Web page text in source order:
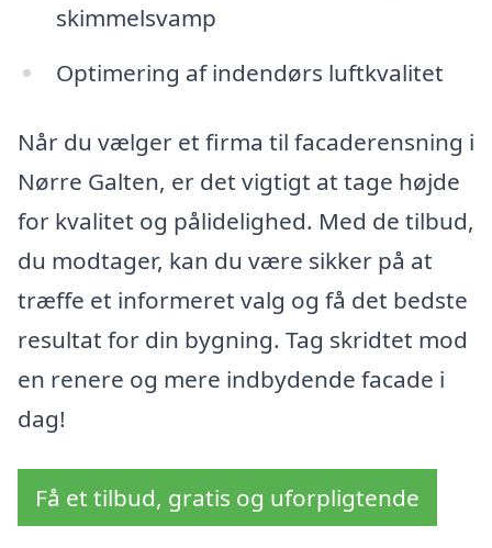
skimmelsvamp
Optimering af indendørs luftkvalitet
Når du vælger et firma til facaderensning i
Nørre Galten, er det vigtigt at tage højde
for kvalitet og pålidelighed. Med de tilbud,
du modtager, kan du være sikker på at
træffe et informeret valg og få det bedste
resultat for din bygning. Tag skridtet mod
en renere og mere indbydende facade i
dag!
Få et tilbud, gratis og uforpligtende